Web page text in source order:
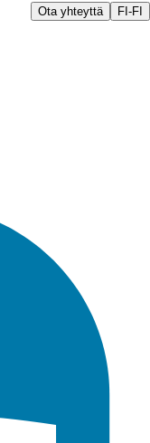
Ota yhteyttä FI-FI